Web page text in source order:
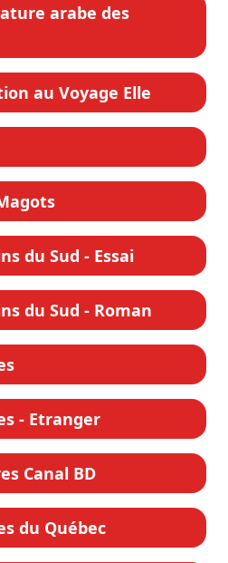
arabe des
au Voyage Elle
du Sud - Essai
du Sud - Roman
- Etranger
Canal BD
du Québec